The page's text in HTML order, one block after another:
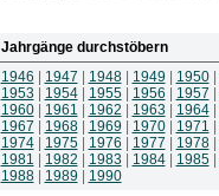
Jahrgänge durchstöbern
1946
1947 1948| 1949 1950|
1953
1954| 1955| 1956 1957
1960| 1961 1962 1963 1964|
1967
1968| 1969 1970| 1971
1974| 1975| 1976 1977 1978|
1981
1982 1983 1984| 1985|
1988| 1989 1990